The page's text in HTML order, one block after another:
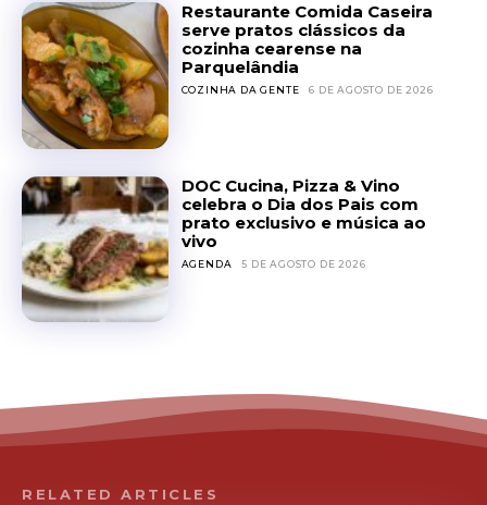
Restaurante Comida Caseira
serve pratos clássicos da
cozinha cearense na
Parquelândia
COZINHA DA GENTE 6 DE AGOSTO DE 2026
DOC Cucina, Pizza & Vino
celebra o Dia dos Pais com
prato exclusivo e música ao
vivo
AGENDA 5 DE AGOSTO DE 2026
RELATED ARTICLES